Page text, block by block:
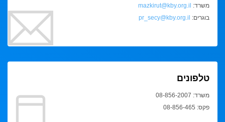
משרד: mazkirut@kby.org.il
בוגרים: pr_secy@kby.org.il
טלפונים
משרד: 08-856-2007
פקס: 08-856-465